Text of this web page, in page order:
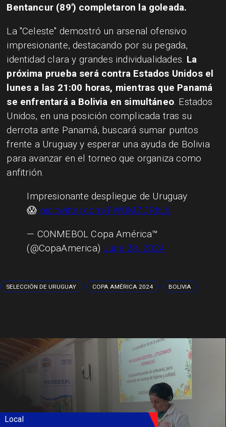
Bentancur (89') completaron la goleada.
La "Celeste" demostró un arsenal ofensivo
impresionante, destacando por su pegada,
identidad clara y grandes individualidades. La
próxima prueba será contra Estados Unidos el
lunes a las 21:00 horas, mientras que Panamá
se enfrentará a Bolivia en simultáneo. Estados
Unidos, en una posición complicada tras su
derrota ante Panamá, buscará sumar puntos
frente a Uruguay y esperar una ayuda de Bolivia
para avanzar en el torneo que organiza como
anfitrión.
Impresionante despliegue de Uruguay
😱 pic.twitter.com/FWUMZDRhL6
— CONMEBOL Copa América™️
(@CopaAmerica) June 28, 2024
SELECCIÓN DE URUGUAY COPA AMÉRICA 2024 BOLIVIA
Local